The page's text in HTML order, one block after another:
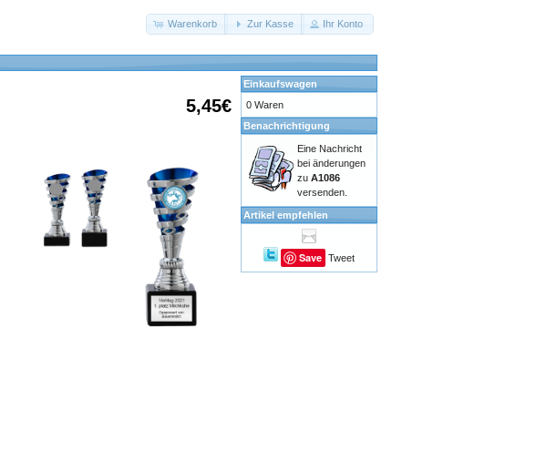
Warenkorb Zur Kasse Ihr Konto
5,45€
Einkaufswagen
0 Waren
Benachrichtigung
Eine Nachricht
bei änderungen
zu A1086
versenden.
Artikel empfehlen
Save Tweet